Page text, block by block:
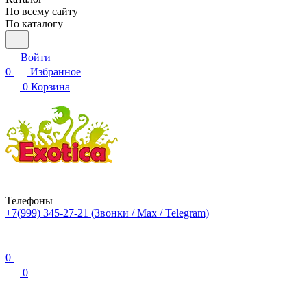
По всему сайту
По каталогу
Войти
0
Избранное
0 Корзина
Телефоны
+7(999) 345-27-21 (Звонки / Max / Telegram)
0
0